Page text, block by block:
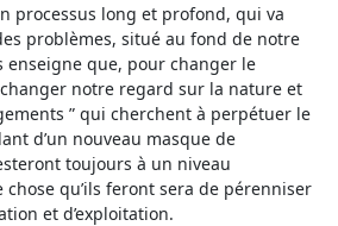
processus long et profond, qui va
problèmes, situé au fond de notre
enseigne que, pour changer le
notre regard sur la nature et
” qui cherchent à perpétuer le
d’un nouveau masque de
toujours à un niveau
qu’ils feront sera de pérenniser
et d’exploitation.